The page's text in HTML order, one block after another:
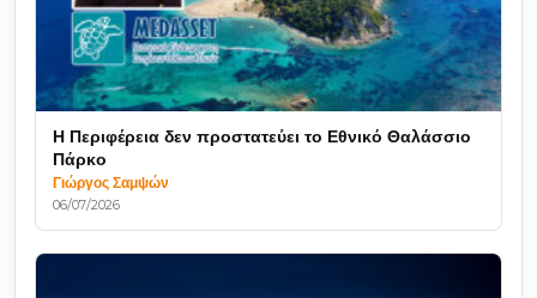
Η Περιφέρεια δεν προστατεύει το Εθνικό Θαλάσσιο
Πάρκο
Γιώργος Σαμψών
06/07/2026